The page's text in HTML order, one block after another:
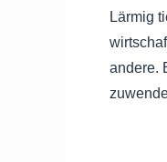
Lärmig
andere.